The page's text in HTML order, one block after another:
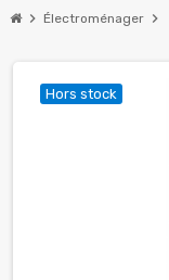
chevron_right Électroménager chevron_right
Hors stock